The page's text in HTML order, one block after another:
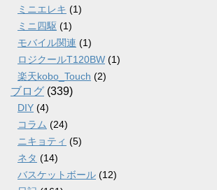
ミニエレキ (1)
ミニ四駆 (1)
モバイル関連 (1)
ロジクールT120BW (1)
楽天kobo_Touch (2)
ブログ (339)
DIY (4)
コラム (24)
ニキョティ (5)
ネタ (14)
バスケットボール (12)